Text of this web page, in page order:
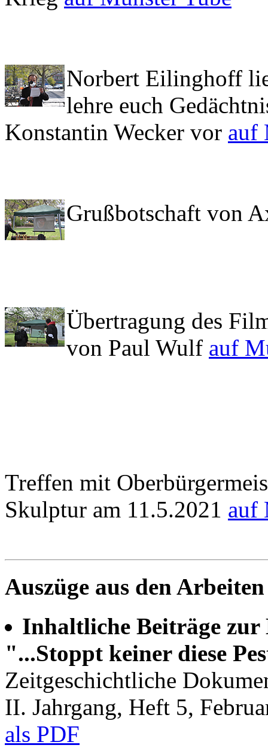
Norbert Eilinghoff
lehre euch
Konstantin Wecker vor auf
Grußbotschaft von
Übertragung des
von Paul Wulf auf
Treffen mit
Skulptur am 11.5.2021 auf
Auszüge aus den
Inhaltliche Beiträge zur
"...Stoppt keiner diese
Zeitgeschichtliche
II. Jahrgang, Heft 5,
als PDF